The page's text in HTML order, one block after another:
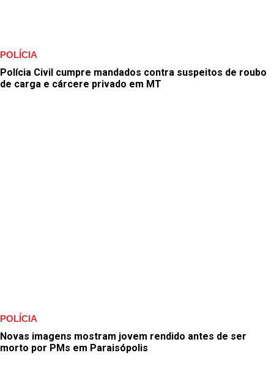
POLÍCIA
Polícia Civil cumpre mandados contra suspeitos de roubo
de carga e cárcere privado em MT
POLÍCIA
Novas imagens mostram jovem rendido antes de ser
morto por PMs em Paraisópolis